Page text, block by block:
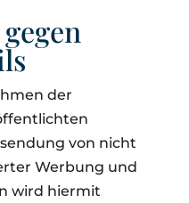
der
von nicht
Werbung und
wird hiermit